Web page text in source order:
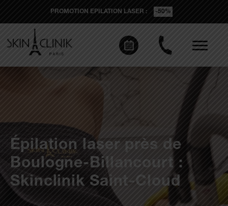
PROMOTION EPILATION LASER : -50%
Épilation laser près de
Boulogne-Billancourt :
Skinclinik Saint-Cloud